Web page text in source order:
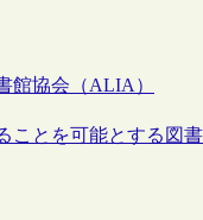
館協会（ALIA）
ことを可能とする図